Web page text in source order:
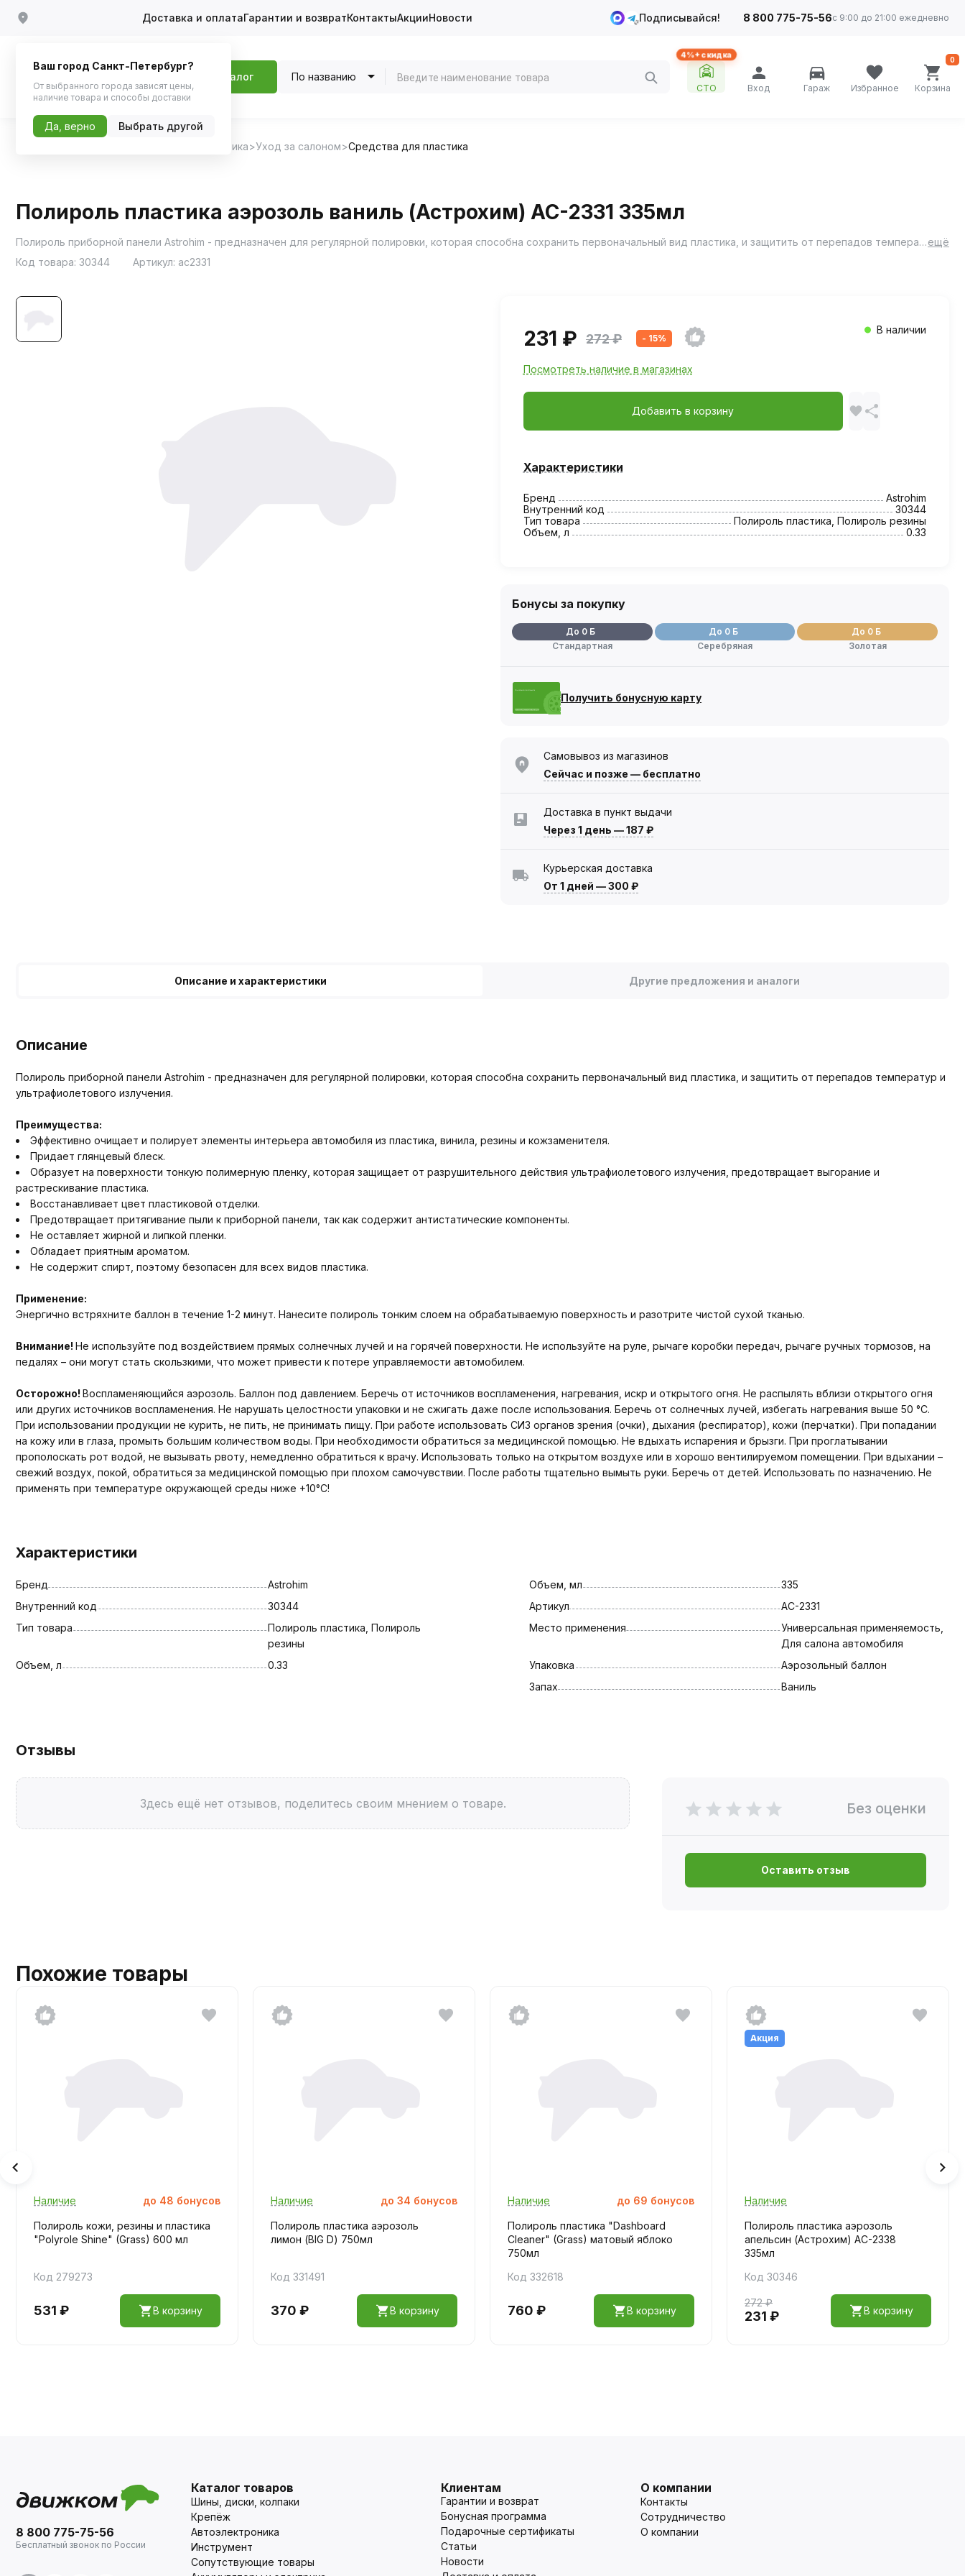
Доставка и оплатаГарантии и возвратКонтактыАкцииНовости Подписывайся! 8 800 775-75-56с 9:00 до 21:00 ежедневно
Каталог По названию
4%+ скидка
СТО Вход Гараж Избранное Корзина
0
Автохимия, Автокосметика Уход за салоном Средства для пластика
Полироль пластика аэрозоль ваниль (Астрохим) AC-2331 335мл
Полироль приборной панели Astrohim - предназначен для регулярной полировки, которая способна сохранить первоначальный вид пластика, и защитить от перепадов температур и ультрафиолетового излучения.ещё
Код товара: 30344 Артикул: ac2331
231 ₽ 272 ₽ - 15%
В наличии
Посмотреть наличие в магазинах
Добавить в корзину
Характеристики
Бренд
Astrohim
Внутренний код
30344
Тип товара
Полироль пластика, Полироль резины
Объем, л
0.33
Бонусы за покупку
До 0 Б
Стандартная
До 0 Б
Серебряная
До 0 Б
Золотая
Получить бонусную карту
Самовывоз из магазинов
Сейчас и позже — бесплатно
Доставка в пункт выдачи
Через 1 день —187 ₽
Курьерская доставка
От 1 дней —300 ₽
Описание и характеристики Другие предложения и аналоги
Описание
Полироль приборной панели Astrohim - предназначен для регулярной полировки, которая способна сохранить первоначальный вид пластика, и защитить от перепадов температур и
ультрафиолетового излучения.
Преимущества:
Эффективно очищает и полирует элементы интерьера автомобиля из пластика, винила, резины и кожзаменителя.
Придает глянцевый блеск.
Образует на поверхности тонкую полимерную пленку, которая защищает от разрушительного действия ультрафиолетового излучения, предотвращает выгорание и
растрескивание пластика.
Восстанавливает цвет пластиковой отделки.
Предотвращает притягивание пыли к приборной панели, так как содержит антистатические компоненты.
Не оставляет жирной и липкой пленки.
Обладает приятным ароматом.
Не содержит спирт, поэтому безопасен для всех видов пластика.
Применение:
Энергично встряхните баллон в течение 1-2 минут. Нанесите полироль тонким слоем на обрабатываемую поверхность и разотрите чистой сухой тканью.
Внимание! Не используйте под воздействием прямых солнечных лучей и на горячей поверхности. Не используйте на руле, рычаге коробки передач, рычаге ручных тормозов, на
педалях – они могут стать скользкими, что может привести к потере управляемости автомобилем.
Осторожно! Воспламеняющийся аэрозоль. Баллон под давлением. Беречь от источников воспламенения, нагревания, искр и открытого огня. Не распылять вблизи открытого огня
или других источников воспламенения. Не нарушать целостности упаковки и не сжигать даже после использования. Беречь от солнечных лучей, избегать нагревания выше 50 °С.
При использовании продукции не курить, не пить, не принимать пищу. При работе использовать СИЗ органов зрения (очки), дыхания (респиратор), кожи (перчатки). При попадании
на кожу или в глаза, промыть большим количеством воды. При необходимости обратиться за медицинской помощью. Не вдыхать испарения и брызги. При проглатывании
прополоскать рот водой, не вызывать рвоту, немедленно обратиться к врачу. Использовать только на открытом воздухе или в хорошо вентилируемом помещении. При вдыхании –
свежий воздух, покой, обратиться за медицинской помощью при плохом самочувствии. После работы тщательно вымыть руки. Беречь от детей. Использовать по назначению. Не
применять при температуре окружающей среды ниже +10°С!
Характеристики
Бренд
Astrohim
Внутренний код
30344
Тип товара
Полироль пластика, Полироль
резины
Объем, л
0.33
Объем, мл
335
Артикул
AC-2331
Место применения
Универсальная применяемость,
Для салона автомобиля
Упаковка
Аэрозольный баллон
Запах
Ваниль
Отзывы
Здесь ещё нет отзывов, поделитесь своим мнением о товаре. Без оценки
Оставить отзыв
Похожие товары
Наличие до 48 бонусов
Полироль кожи, резины и пластика
"Polyrole Shine" (Grass) 600 мл
Код 279273
531 ₽ В корзину
Наличие до 34 бонусов
Полироль пластика аэрозоль
лимон (BIG D) 750мл
Код 331491
370 ₽ В корзину
Наличие до 69 бонусов
Полироль пластика "Dashboard
Cleaner" (Grass) матовый яблоко
750мл
Код 332618
760 ₽ В корзину
Акция
Наличие
Полироль пластика аэрозоль
апельсин (Астрохим) AC-2338
335мл
Код 30346
272 ₽
231 ₽ В корзину
8 800 775-75-56
Бесплатный звонок по России
Каталог товаров
Шины, диски, колпаки
Крепёж
Автоэлектроника
Инструмент
Сопутствующие товары
Клиентам
Гарантии и возврат
Бонусная программа
Подарочные сертификаты
Статьи
Новости
О компании
Контакты
Сотрудничество
О компании
Ваш город Санкт-Петербург?
От выбранного города зависят цены,
наличие товара и способы доставки
Да, верно Выбрать другой